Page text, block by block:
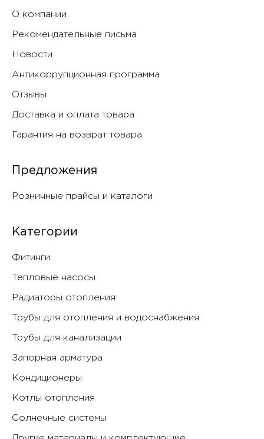
О компании
Рекомендательные письма
Новости
Антикоррупционная программа
Отзывы
Доставка и оплата товара
Гарантия на возврат товара
Предложения
Розничные прайсы и каталоги
Категории
Фитинги
Тепловые насосы
Радиаторы отопления
Трубы для отопления и водоснабжения
Трубы для канализации
Запорная арматура
Кондиционеры
Котлы отопления
Солнечные системы